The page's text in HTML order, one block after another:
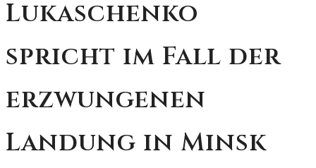
Lukaschenko
spricht im Fall der
erzwungenen
Landung in Minsk